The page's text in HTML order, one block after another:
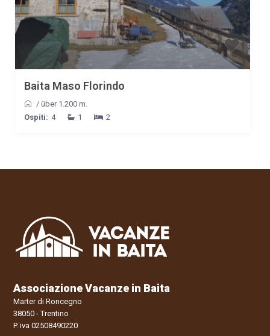
Baita Maso Florindo
/ über 1.200 m.
Ospiti: 4 1 2
Associazione Vacanze in Baita
Marter di Roncegno
38050 - Trentino
P. iva 02508490220